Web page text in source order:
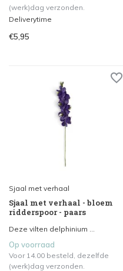
(werk)dag verzonden.
Deliverytime
€5,95
Sjaal met verhaal
Sjaal met verhaal - bloem
ridderspoor - paars
Deze vilten delphinium ...
Op voorraad
Voor 14.00 besteld, dezelfde
(werk)dag verzonden.